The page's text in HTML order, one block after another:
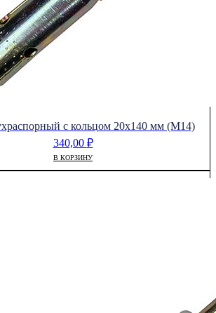
с кольцом 20х140 мм (М14)
340,00 ₽
В КОРЗИНУ